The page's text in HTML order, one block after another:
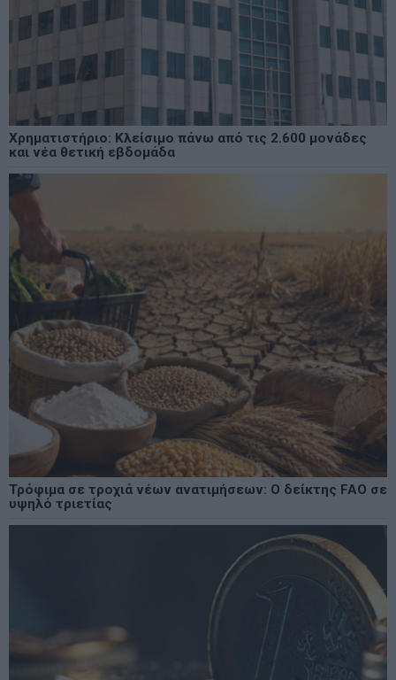
Χρηματιστήριο: Κλείσιμο πάνω από τις 2.600 μονάδες
και νέα θετική εβδομάδα
Τρόφιμα σε τροχιά νέων ανατιμήσεων: Ο δείκτης FAO σε
υψηλό τριετίας